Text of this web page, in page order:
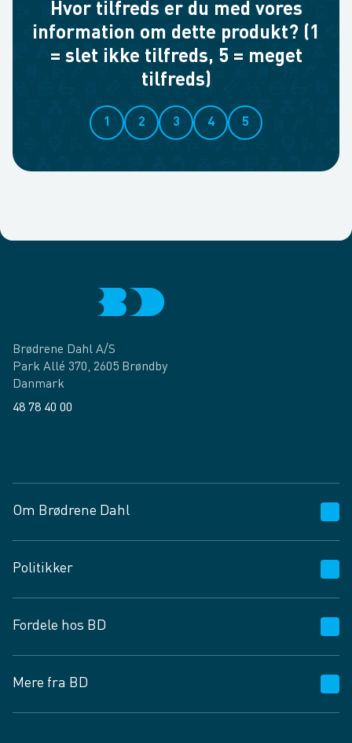
Hvor tilfreds er du med vores
information om dette produkt? (1
= slet ikke tilfreds, 5 = meget
tilfreds)
1 2 3 4 5
Brødrene Dahl A/S
Park Allé 370, 2605 Brøndby
Danmark
48 78 40 00
Om Brødrene Dahl
Vagttelefon 30 10 89 89
Spørgsmål og svar
Job og karriere
Fødevarekontrolrapport
Politikker
Privatlivspolitik
Cookies
Vilkår og betingelser
Fordele hos BD
BD app
BD.dk services
Mere fra BD